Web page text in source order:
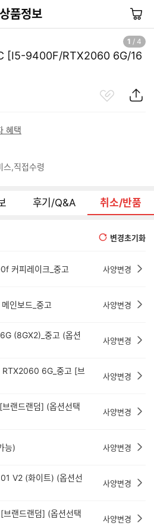
상품정보
장
바
구
니
1 / 4
[I5-9400F/RTX2060 6G/16
혜택
스 직접수령
후기/Q&A 취소/반품
변경초기화
커피레이크_중고 사양변경
인보드_중고 사양변경
(8GX2)_중고 (옵션
사양변경
6G_중고 [브
사양변경
랜드랜덤] (옵션선택
사양변경
능) 사양변경
V2 (화이트) (옵션선
사양변경
랜드랜덤] (옵션선택
사양변경